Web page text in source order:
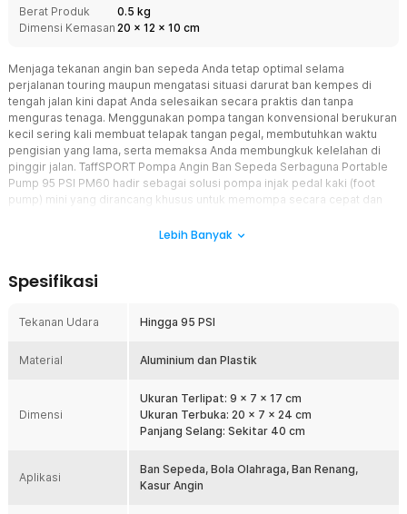
Berat Produk
0.5 kg
Dimensi Kemasan 20 x 12 x 10 cm
Menjaga tekanan angin ban sepeda Anda tetap optimal selama
perjalanan touring maupun mengatasi situasi darurat ban kempes di
tengah jalan kini dapat Anda selesaikan secara praktis dan tanpa
menguras tenaga. Menggunakan pompa tangan konvensional berukuran
kecil sering kali membuat telapak tangan pegal, membutuhkan waktu
pengisian yang lama, serta memaksa Anda membungkuk kelelahan di
pinggir jalan. TaffSPORT Pompa Angin Ban Sepeda Serbaguna Portable
Pump 95 PSI PM60 hadir sebagai solusi pompa injak pedal kaki (foot
pump) mini yang dirancang khusus untuk memompa secara cepat dan
udara hingga 95 PSI, selang lentur sepanjang 40 cm, serta ukuran terlipat
bersusah payah. Sangat direkomendasikan bagi Anda para pesepeda
gampang dibawa ke mana saja.
Fitur
Bodi Ringkas dengan Performa Tekanan Udara Tinggi 95 PSI
Menikmati kemudahan memompa ban sepeda dengan performa
setara pompa lantai besar kini menjadi kenyamanan nyata yang
ini dirancang secara presisi sehingga sanggup menghasilkan
tekanan angin bertenaga hingga 95 PSI meskipun bentuk fisiknya
sangat ringkas. Ukurannya yang kompak mempermudah Anda
Lebih Banyak
Spesifikasi
Tekanan Udara Hingga 95 PSI
Material Aluminium dan Plastik
Dimensi
Ukuran Terlipat: 9 x 7 x 17 cm
Ukuran Terbuka: 20 x 7 x 24 cm
Panjang Selang: Sekitar 40 cm
Aplikasi
Ban Sepeda, Bola Olahraga, Ban Renang,
Kasur Angin